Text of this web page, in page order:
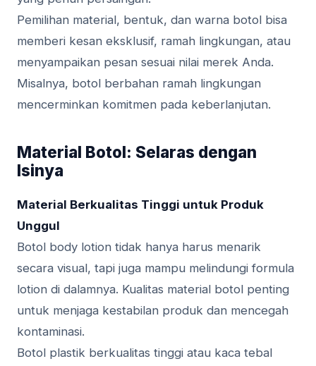
Pemilihan material, bentuk, dan warna botol bisa
memberi kesan eksklusif, ramah lingkungan, atau
menyampaikan pesan sesuai nilai merek Anda.
Misalnya, botol berbahan ramah lingkungan
mencerminkan komitmen pada keberlanjutan.
Material Botol: Selaras dengan
Isinya
Material Berkualitas Tinggi untuk Produk
Unggul
Botol body lotion tidak hanya harus menarik
secara visual, tapi juga mampu melindungi formula
lotion di dalamnya. Kualitas material botol penting
untuk menjaga kestabilan produk dan mencegah
kontaminasi.
Botol plastik berkualitas tinggi atau kaca tebal